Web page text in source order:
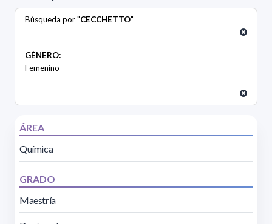
Búsqueda por "CECCHETTO"
GÉNERO:
Femenino
ÁREA
Química
GRADO
Maestría